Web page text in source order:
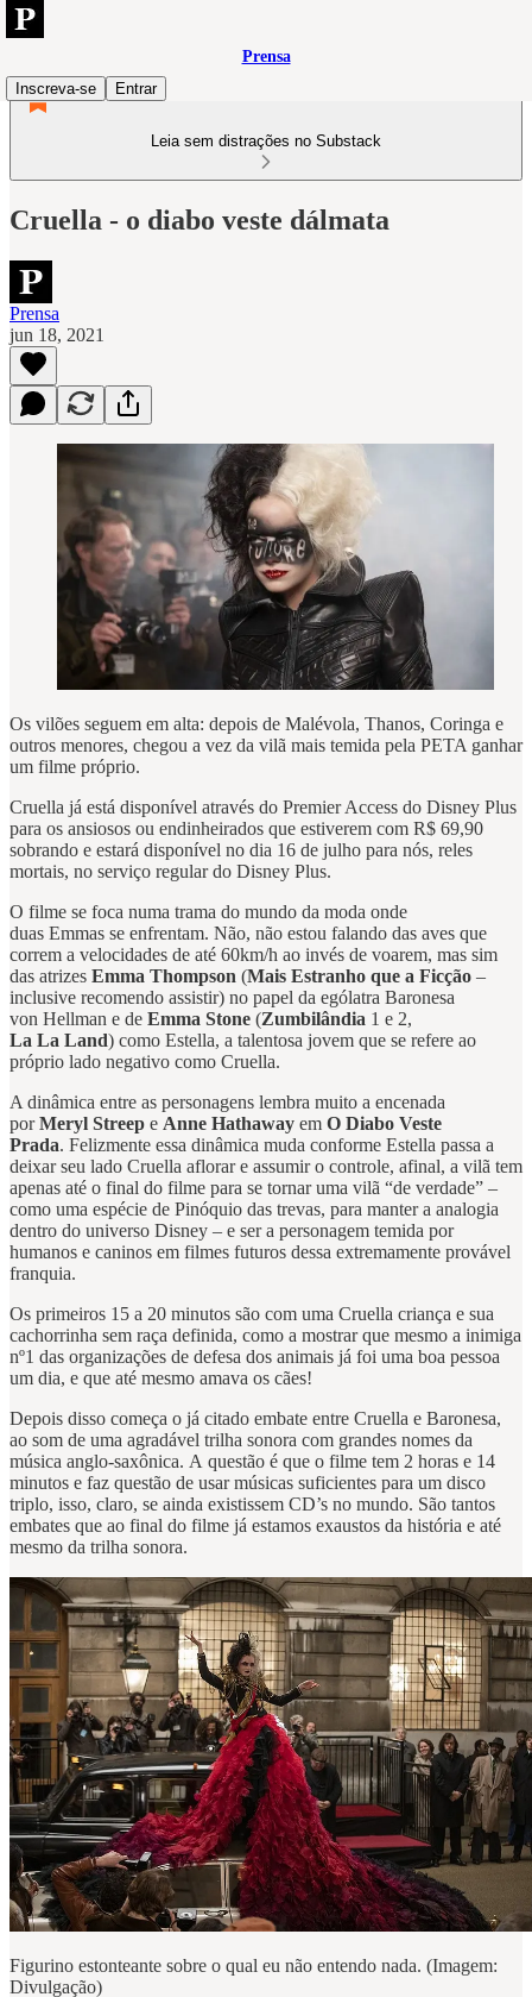
Prensa
Inscreva-se
Entrar
Leia sem distrações no Substack
Cruella - o diabo veste dálmata
Prensa
jun 18, 2021
Os vilões seguem em alta: depois de Malévola, Thanos, Coringa e
outros menores, chegou a vez da vilã mais temida pela PETA ganhar
um filme próprio.
Cruella já está disponível através do Premier Access do Disney Plus
para os ansiosos ou endinheirados que estiverem com R$ 69,90
sobrando e estará disponível no dia 16 de julho para nós, reles
mortais, no serviço regular do Disney Plus.
O filme se foca numa trama do mundo da moda onde
duas Emmas se enfrentam. Não, não estou falando das aves que
correm a velocidades de até 60km/h ao invés de voarem, mas sim
das atrizes Emma Thompson (Mais Estranho que a Ficção –
inclusive recomendo assistir) no papel da ególatra Baronesa
von Hellman e de Emma Stone (Zumbilândia 1 e 2,
La La Land) como Estella, a talentosa jovem que se refere ao
próprio lado negativo como Cruella.
A dinâmica entre as personagens lembra muito a encenada
porMeryl Streep e Anne Hathaway em O Diabo Veste
Prada. Felizmente essa dinâmica muda conforme Estella passa a
deixar seu lado Cruella aflorar e assumir o controle, afinal, a vilã tem
apenas até o final do filme para se tornar uma vilã “de verdade” –
como uma espécie de Pinóquio das trevas, para manter a analogia
dentro do universo Disney – e ser a personagem temida por
humanos e caninos em filmes futuros dessa extremamente provável
franquia.
Os primeiros 15 a 20 minutos são com uma Cruella criança e sua
cachorrinha sem raça definida, como a mostrar que mesmo a inimiga
nº1 das organizações de defesa dos animais já foi uma boa pessoa
um dia, e que até mesmo amava os cães!
Depois disso começa o já citado embate entre Cruella e Baronesa,
ao som de uma agradável trilha sonora com grandes nomes da
música anglo-saxônica. A questão é que o filme tem 2 horas e 14
minutos e faz questão de usar músicas suficientes para um disco
triplo, isso, claro, se ainda existissem CD’s no mundo. São tantos
embates que ao final do filme já estamos exaustos da história e até
mesmo da trilha sonora.
Figurino estonteante sobre o qual eu não entendo nada. (Imagem:
Divulgação)